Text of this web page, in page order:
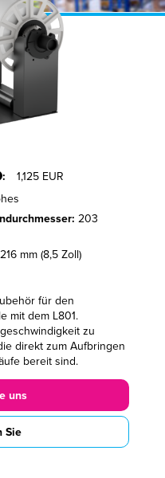
:
1,125 EUR
203
216 mm (8,5 Zoll)
für den
mit dem L801.
zu
direkt zum Aufbringen
bereit sind.
uns
Sie